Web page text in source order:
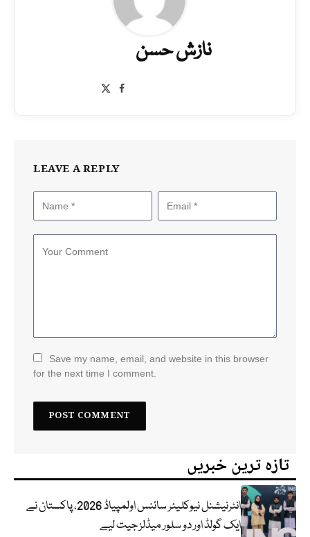
نازش حسن
Facebook
LEAVE A REPLY
Save my name, email, and website in this browser
for the next time I comment.
تازہ ترین خبریں
انٹرنیشنل نیوکلیئر سائنس اولمپیاڈ 2026، پاکستان نے
ایک گولڈ اور دو سلور میڈلز جیت لیے